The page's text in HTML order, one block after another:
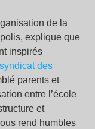
de la
explique que
inspirés
des
parents et
entre l’école
et
rend humbles